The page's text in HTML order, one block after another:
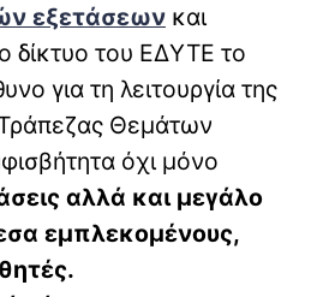
εξετάσεων και
δίκτυο του ΕΔΥΤΕ το
για τη λειτουργία της
Θεμάτων
όχι μόνο
αλλά και μεγάλο
εμπλεκομένους,